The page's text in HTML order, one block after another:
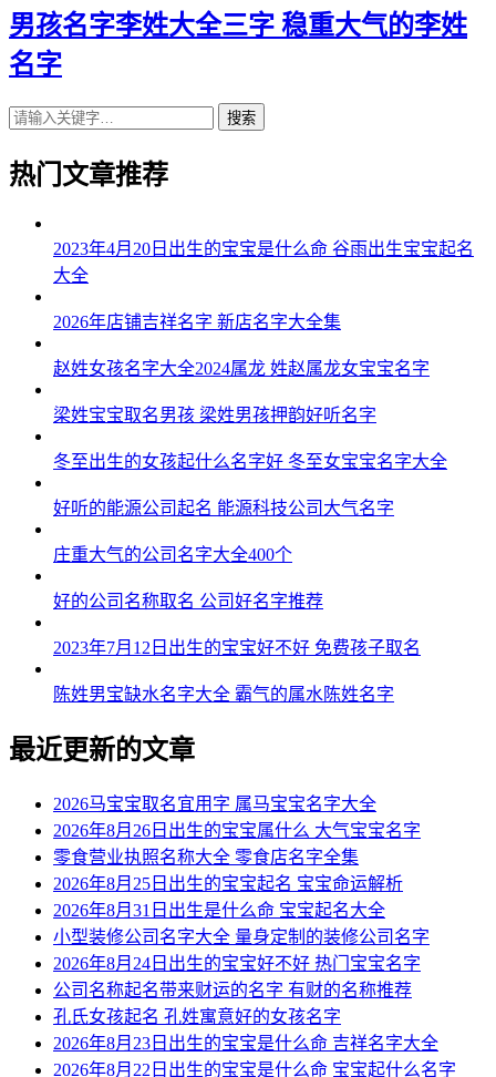
男孩名字李姓大全三字 稳重大气的李姓
名字
搜索
热门文章推荐
2023年4月20日出生的宝宝是什么命 谷雨出生宝宝起名
大全
2026年店铺吉祥名字 新店名字大全集
赵姓女孩名字大全2024属龙 姓赵属龙女宝宝名字
梁姓宝宝取名男孩 梁姓男孩押韵好听名字
冬至出生的女孩起什么名字好 冬至女宝宝名字大全
好听的能源公司起名 能源科技公司大气名字
庄重大气的公司名字大全400个
好的公司名称取名 公司好名字推荐
2023年7月12日出生的宝宝好不好 免费孩子取名
陈姓男宝缺水名字大全 霸气的属水陈姓名字
最近更新的文章
2026马宝宝取名宜用字 属马宝宝名字大全
2026年8月26日出生的宝宝属什么 大气宝宝名字
零食营业执照名称大全 零食店名字全集
2026年8月25日出生的宝宝起名 宝宝命运解析
2026年8月31日出生是什么命 宝宝起名大全
小型装修公司名字大全 量身定制的装修公司名字
2026年8月24日出生的宝宝好不好 热门宝宝名字
公司名称起名带来财运的名字 有财的名称推荐
孔氏女孩起名 孔姓寓意好的女孩名字
2026年8月23日出生的宝宝是什么命 吉祥名字大全
2026年8月22日出生的宝宝是什么命 宝宝起什么名字